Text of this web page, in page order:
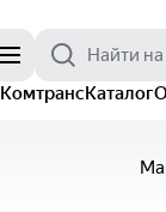
КомтрансКаталог